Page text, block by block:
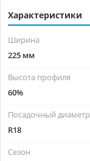
Характеристики
Ширина
225 мм
Высота профиля
60%
Посадочный диаметр
R18
Сезон